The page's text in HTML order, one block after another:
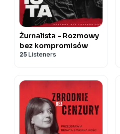
Żurnalista - Rozmowy
bez kompromisów
25 Listeners